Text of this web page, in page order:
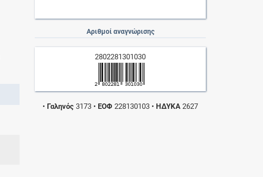
Αριθμοί αναγνώρισης
2802281301030
• Γαληνός 3173 • ΕΟΦ 228130103 • ΗΔΥΚΑ 2627